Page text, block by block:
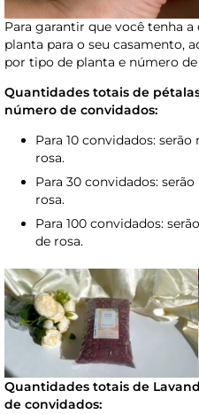
Para garantir que você tenha
planta para o seu casamento,
por tipo de planta e número
Quantidades totais de
número de convidados:
Para 10 convidados:
rosa.
Para 30 convidados:
rosa.
Para 100 convidados:
de rosa.
Quantidades totais de
de convidados: